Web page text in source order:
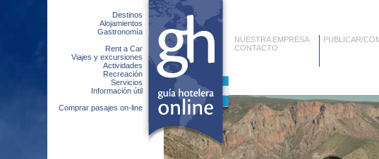
Destinos
Alojamientos
Gastronomía
Rent a Car
Viajes y excursiones
Actividades
Recreación
Servicios
Información útil
Comprar pasajes on-line
NUESTRA EMPRESA
CONTACTO
PUBLICAR/